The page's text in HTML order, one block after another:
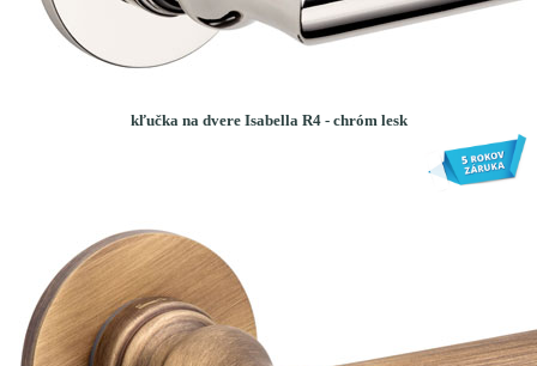
kľučka na dvere Isabella R4 - chróm lesk